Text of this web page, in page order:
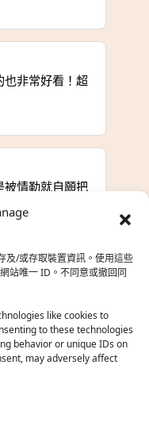
及/或存取裝置資訊。使用這些
站唯一 ID。不同意或撤回同
like cookies to
to these technologies
behavior or unique IDs on
may adversely affect
非常好看！超
被情勒就自願把
陪他圓夢，但